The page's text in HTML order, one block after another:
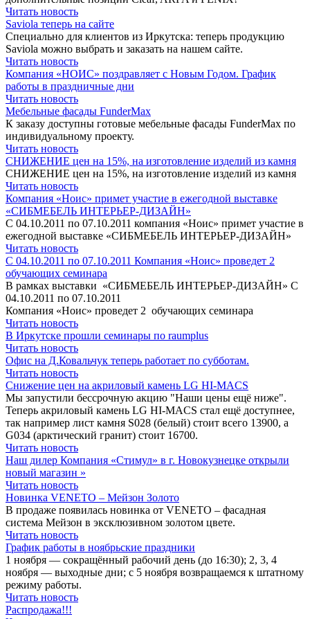
Читать новость
Saviolа теперь на сайте
Специально для клиентов из Иркутска: теперь продукцию
Saviola можно выбрать и заказать на нашем сайте.
Читать новость
Компания «НОИС» поздравляет с Новым Годом. График
работы в праздничные дни
Читать новость
Мебельные фасады FunderMax
К заказу доступны готовые мебельные фасады FunderMax по
индивидуальному проекту.
Читать новость
СНИЖЕНИЕ цен на 15%, на изготовление изделий из камня
СНИЖЕНИЕ цен на 15%, на изготовление изделий из камня
Читать новость
Компания «Ноис» примет участие в ежегодной выставке
«СИБМЕБЕЛЬ ИНТЕРЬЕР-ДИЗАЙН»
С 04.10.2011 по 07.10.2011 компания «Ноис» примет участие в
ежегодной выставке «СИБМЕБЕЛЬ ИНТЕРЬЕР-ДИЗАЙН»
Читать новость
С 04.10.2011 по 07.10.2011 Компания «Ноис» проведет 2
обучающих семинара
В рамках выставки «СИБМЕБЕЛЬ ИНТЕРЬЕР-ДИЗАЙН» С
04.10.2011 по 07.10.2011
Компания «Ноис» проведет 2 обучающих семинара
Читать новость
В Иркутске прошли семинары по raumplus
Читать новость
Офис на Д.Ковальчук теперь работает по субботам.
Читать новость
Снижение цен на акриловый камень LG HI-MACS
Мы запустили бессрочную акцию "Наши цены ещё ниже".
Теперь акриловый камень LG HI-MACS стал ещё доступнее,
так например лист камня S028 (белый) стоит всего 13900, а
G034 (арктический гранит) стоит 16700.
Читать новость
Наш дилер Компания «Стимул» в г. Новокузнецке открыли
новый магазин »
Читать новость
Новинка VENETO – Мейзон Золото
В продаже появилась новинка от VENETO – фасадная
система Мейзон в эксклюзивном золотом цвете.
Читать новость
График работы в ноябрьские праздники
1 ноября — сокращённый рабочий день (до 16:30); 2, 3, 4
ноября — выходные дни; с 5 ноября возвращаемся к штатному
режиму работы.
Читать новость
Распродажа!!!